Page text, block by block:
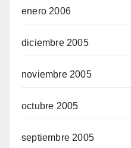
enero 2006
diciembre 2005
noviembre 2005
octubre 2005
septiembre 2005